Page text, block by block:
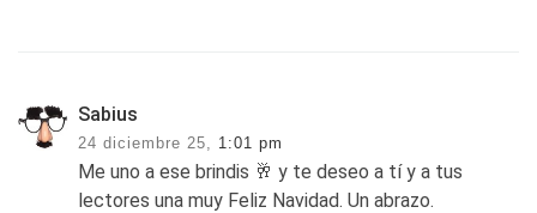
Sabius
24 diciembre 25, 1:01 pm
Me uno a ese brindis 🥂 y te deseo a tí y a tus
lectores una muy Feliz Navidad. Un abrazo.